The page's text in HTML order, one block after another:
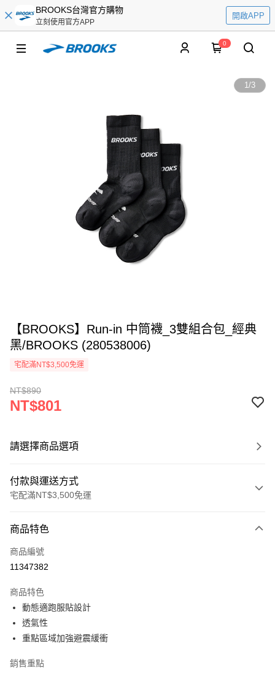
BROOKS台灣官方購物
立刻使用官方APP
開啟APP
0
1/3
【BROOKS】Run-in 中筒襪_3雙組合包_經典
黑/BROOKS (280538006)
宅配滿NT$3,500免運
NT$890
NT$801
請選擇商品選項
付款與運送方式
宅配滿NT$3,500免運
信用卡一次付款
ATM付款
運送方式
宅配
每筆NT$100，滿NT$3,500(含以上)免運費
商品特色
商品編號
11347382
商品特色
動態適跑服貼設計
透氣性
重點區域加強避震緩衝
銷售重點